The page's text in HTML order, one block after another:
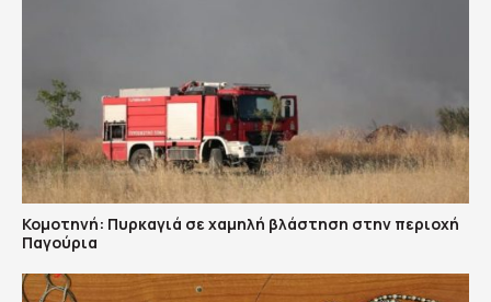
Κομοτηνή: Πυρκαγιά σε χαμηλή βλάστηση στην περιοχή
Παγούρια